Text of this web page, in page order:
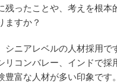
残ったことや、考えを根本
ますか？
シニアレベルの人材採用で
リコンバレー、インドで採
豊富な人材が多い印象です